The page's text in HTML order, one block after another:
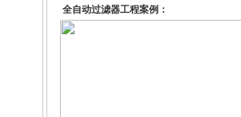
全自动过滤器工程案例：